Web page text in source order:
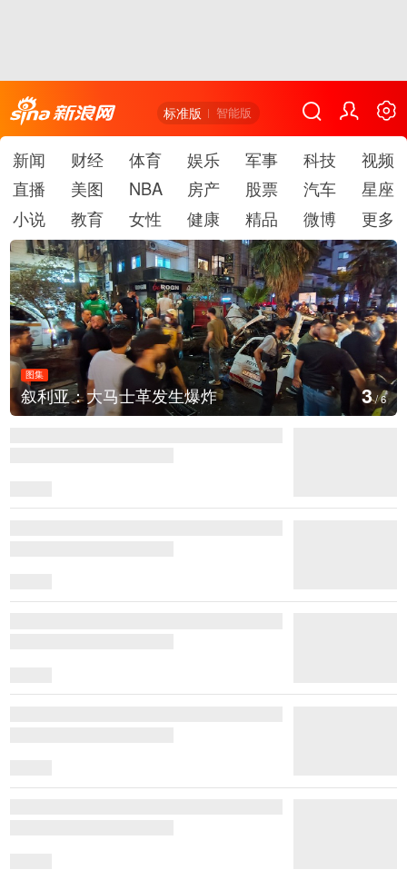
标准版 智能版
新闻 财经 体育 娱乐 军事 科技
视频
直播
美图 NBA 房产 股票 汽车
星座
小说
教育 女性 健康 精品 微博 更多
图集
云南弥勒：欢庆火把节 4/6